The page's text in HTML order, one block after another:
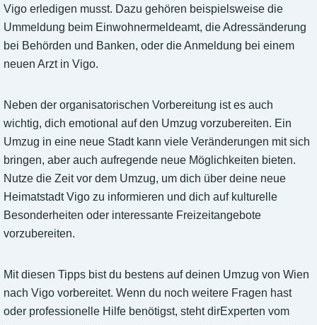
Vigo erledigen musst. Dazu gehören beispielsweise die
Ummeldung beim Einwohnermeldeamt, die Adressänderung
bei Behörden und Banken, oder die Anmeldung bei einem
neuen Arzt in Vigo.
Neben der organisatorischen Vorbereitung ist es auch
wichtig, dich emotional auf den Umzug vorzubereiten. Ein
Umzug in eine neue Stadt kann viele Veränderungen mit sich
bringen, aber auch aufregende neue Möglichkeiten bieten.
Nutze die Zeit vor dem Umzug, um dich über deine neue
Heimatstadt Vigo zu informieren und dich auf kulturelle
Besonderheiten oder interessante Freizeitangebote
vorzubereiten.
Mit diesen Tipps bist du bestens auf deinen Umzug von Wien
nach Vigo vorbereitet. Wenn du noch weitere Fragen hast
oder professionelle Hilfe benötigst, steht dirExperten vom